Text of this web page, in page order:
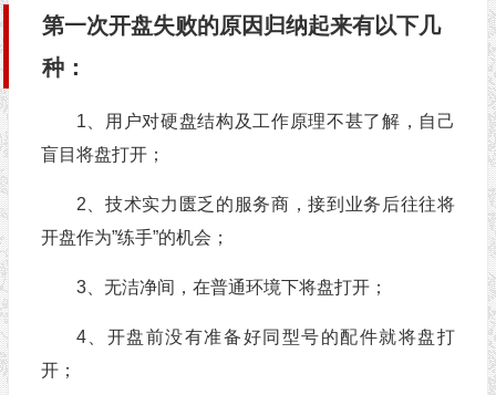
第一次开盘失败的原因归纳起来有以下几
种：
1、用户对硬盘结构及工作原理不甚了解，自己
盲目将盘打开；
2、技术实力匮乏的服务商，接到业务后往往将
开盘作为”练手”的机会；
3、无洁净间，在普通环境下将盘打开；
4、开盘前没有准备好同型号的配件就将盘打
开；